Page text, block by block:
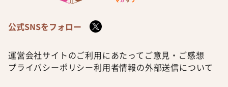
公式SNSをフォロー
運営会社サイトのご利用にあたって ご意見・ご感想
プライバシーポリシー利用者情報の外部送信について